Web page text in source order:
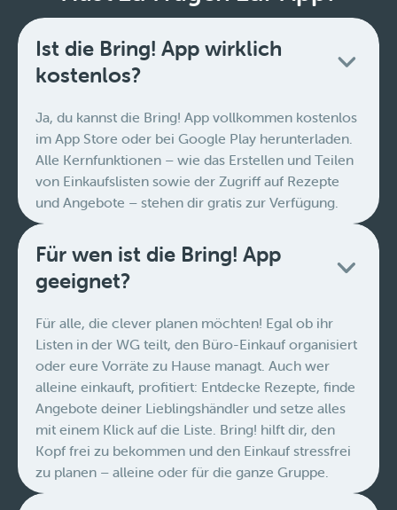
Ist die Bring! App wirklich
kostenlos?
Ja, du kannst die Bring! App vollkommen kostenlos
im App Store oder bei Google Play herunterladen.
Alle Kernfunktionen – wie das Erstellen und Teilen
von Einkaufslisten sowie der Zugriff auf Rezepte
und Angebote – stehen dir gratis zur Verfügung.
Für wen ist die Bring! App
geeignet?
Für alle, die clever planen möchten! Egal ob ihr
Listen in der WG teilt, den Büro-Einkauf organisiert
oder eure Vorräte zu Hause managt. Auch wer
alleine einkauft, profitiert: Entdecke Rezepte, finde
Angebote deiner Lieblingshändler und setze alles
mit einem Klick auf die Liste. Bring! hilft dir, den
Kopf frei zu bekommen und den Einkauf stressfrei
zu planen – alleine oder für die ganze Gruppe.